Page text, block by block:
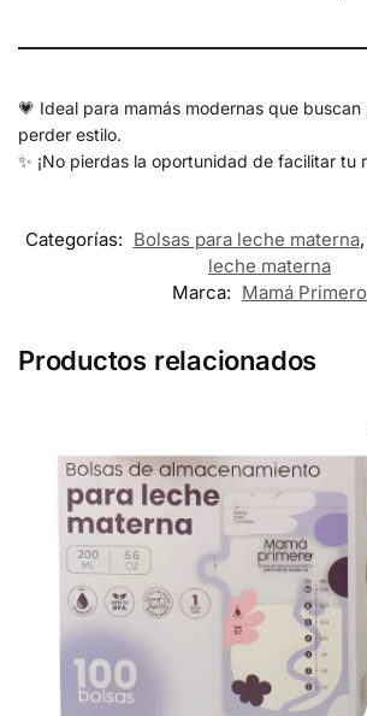
💗 Ideal para mamás modernas que
perder estilo.
✨ ¡No pierdas la oportunidad de facilitar tu
Categorías: Bolsas para leche materna,
leche materna
Marca: Mamá Primero
Productos relacionados